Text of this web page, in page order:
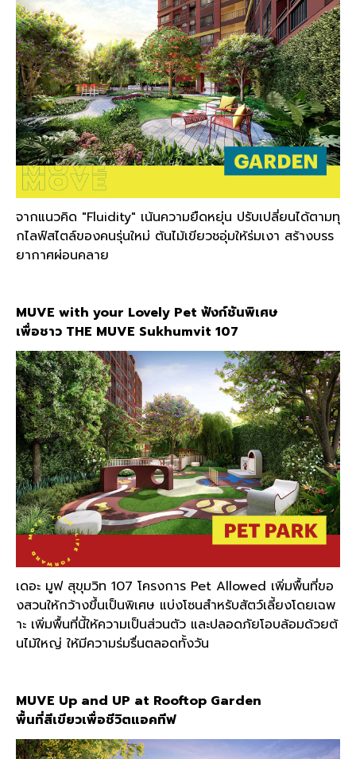
จากแนวคิด "Fluidity" เน้นความยืดหยุ่น ปรับเปลี่ยนได้ตามทุ
กไลฟ์สไตล์ของคนรุ่นใหม่ ต้นไม้เขียวชอุ่มให้ร่มเงา สร้างบรร
ยากาศผ่อนคลาย
MUVE with your Lovely Pet ฟังก์ชันพิเศษ
เพื่อชาว THE MUVE Sukhumvit 107
เดอะ มูฟ สุขุมวิท 107 โครงการ Pet Allowed เพิ่มพื้นที่ขอ
งสวนให้กว้างขึ้นเป็นพิเศษ แบ่งโซนสำหรับสัตว์เลี้ยงโดยเฉพ
าะ เพิ่มพื้นที่นี้ให้ความเป็นส่วนตัว และปลอดภัยโอบล้อมด้วยต้
นไม้ใหญ่ ให้มีความร่มรื่นตลอดทั้งวัน
MUVE Up and UP at Rooftop Garden
พื้นที่สีเขียวเพื่อชีวิตแอคทีฟ